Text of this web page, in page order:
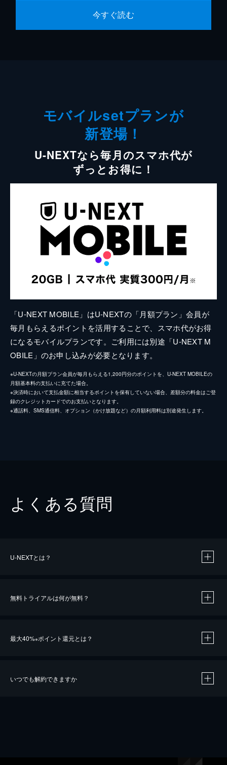
今すぐ読む
モバイルsetプランが
新登場！
U-NEXTなら毎月のスマホ代が
ずっとお得に！
「U-NEXT MOBILE」はU-NEXTの「月額プラン」会員が
毎月もらえるポイントを活用することで、スマホ代がお得
になるモバイルプランです。ご利用には別途「U-NEXT M
OBILE」のお申し込みが必要となります。
※U-NEXTの月額プラン会員が毎月もらえる1,200円分のポイントを、U-NEXT MOBILEの
月額基本料の支払いに充てた場合。
※決済時において支払金額に相当するポイントを保有していない場合、差額分の料金はご登
録のクレジットカードでのお支払いとなります。
※通話料、SMS通信料、オプション（かけ放題など）の月額利用料は別途発生します。
よくある質問
U-NEXTとは？
無料トライアルは何が無料？
最大40%※ポイント還元とは？
いつでも解約できますか